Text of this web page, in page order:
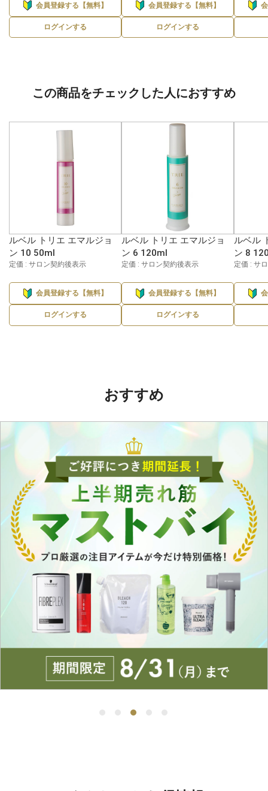
会員登録する【無料】
ログインする
会員登録する【無料】
ログインする
この商品をチェックした人におすすめ
ルベル トリエ エマルジョ
ン 10 50ml
定価 : サロン契約後表示
会員登録する【無料】
ログインする
ルベル トリエ エマルジョ
ン 6 120ml
定価 : サロン契約後表示
会員登録する【無料】
ログインする
ルベル
ン 8
定価 : サ
おすすめ